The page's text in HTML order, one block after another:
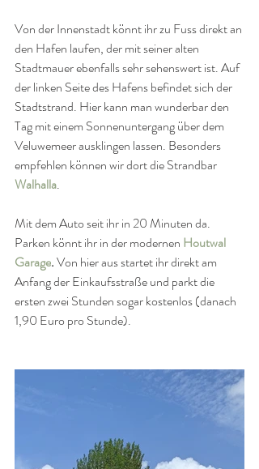
Von der Innenstadt könnt ihr zu Fuss direkt an
den Hafen laufen, der mit seiner alten
Stadtmauer ebenfalls sehr sehenswert ist. Auf
der linken Seite des Hafens befindet sich der
Stadtstrand. Hier kann man wunderbar den
Tag mit einem Sonnenuntergang über dem
Veluwemeer ausklingen lassen. Besonders
empfehlen können wir dort die Strandbar
Walhalla.
Mit dem Auto seit ihr in 20 Minuten da.
Parken könnt ihr in der modernen Houtwal
Garage. Von hier aus startet ihr direkt am
Anfang der Einkaufsstraße und parkt die
ersten zwei Stunden sogar kostenlos (danach
1,90 Euro pro Stunde).